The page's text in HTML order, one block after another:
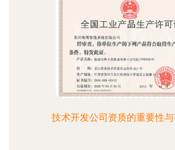
技术开发公司资质的重要性